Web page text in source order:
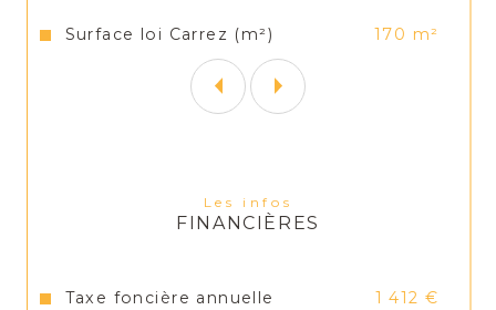
Surface loi Carrez (m²) 170 m²
Les infos
FINANCIÈRES
Taxe foncière annuelle 1 412 €